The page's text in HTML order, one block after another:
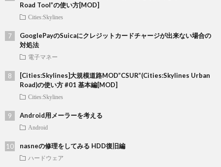
Road Tool”の使い方[MOD]
Cities:Skylines
GooglePayのSuicaにクレジットカードチャージが出来ない場合の
対処法
電子マネー
[Cities:Skylines]大規模道路MOD”CSUR”(Cities:Skylines Urban
Road)の使い方 #01 基本編[MOD]
Cities:Skylines
Android用メーラーを考える
Android
nasneの修理をしてみる HDD復旧編
ハードウェア